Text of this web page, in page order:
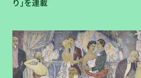
り｣を連載